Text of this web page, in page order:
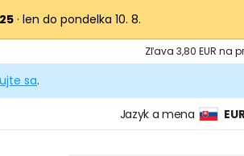
· len do pondelka 10. 8.
Výmena a
sa.
Jazyk a mena